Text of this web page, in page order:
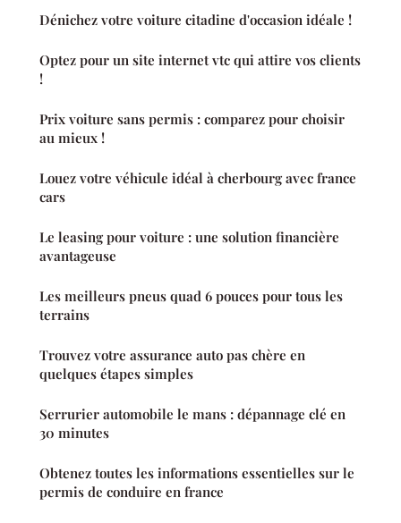
Dénichez votre voiture citadine d'occasion idéale !
Optez pour un site internet vtc qui attire vos clients
!
Prix voiture sans permis : comparez pour choisir
au mieux !
Louez votre véhicule idéal à cherbourg avec france
cars
Le leasing pour voiture : une solution financière
avantageuse
Les meilleurs pneus quad 6 pouces pour tous les
terrains
Trouvez votre assurance auto pas chère en
quelques étapes simples
Serrurier automobile le mans : dépannage clé en
30 minutes
Obtenez toutes les informations essentielles sur le
permis de conduire en france